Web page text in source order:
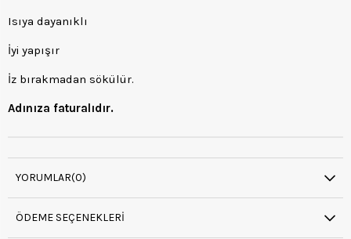
Isıya dayanıklı
İyi yapışır
İz bırakmadan sökülür.
Adınıza faturalıdır.
YORUMLAR(0)
ÖDEME SEÇENEKLERI